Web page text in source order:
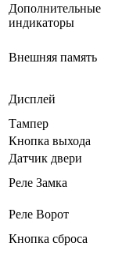
Дополнительные
индикаторы
Внешняя память
Дисплей
Тампер
Кнопка выхода
Датчик двери
Реле Замка
Реле Ворот
Кнопка сброса